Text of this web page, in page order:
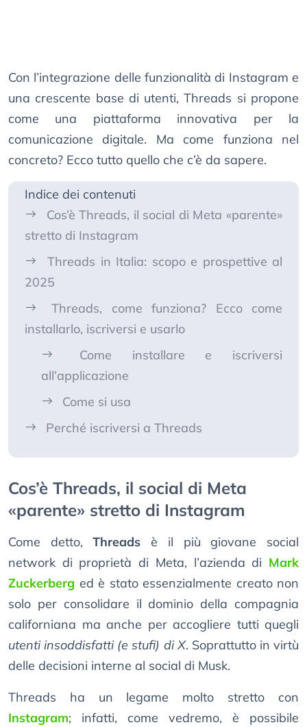
Con l’integrazione delle funzionalità di Instagram e
una crescente base di utenti, Threads si propone
come una piattaforma innovativa per la
comunicazione digitale. Ma come funziona nel
concreto? Ecco tutto quello che c’è da sapere.
Indice dei contenuti
Cos’è Threads, il social di Meta «parente»
stretto di Instagram
Threads in Italia: scopo e prospettive al
2025
Threads, come funziona? Ecco come
installarlo, iscriversi e usarlo
Come installare e iscriversi
all’applicazione
Come si usa
Perché iscriversi a Threads
Cos’è Threads, il social di Meta
«parente» stretto di Instagram
Come detto,Threads è il più giovane social
network di proprietà di Meta, l’azienda di Mark
Zuckerberg ed è stato essenzialmente creato non
solo per consolidare il dominio della compagnia
californiana ma anche per accogliere tutti quegli
utenti insoddisfatti (e stufi) di X. Soprattutto in virtù
delle decisioni interne al social di Musk.
Threads ha un legame molto stretto con
Instagram; infatti, come vedremo, è possibile